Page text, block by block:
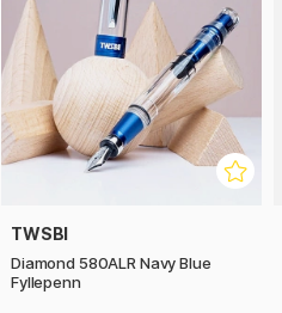
TWSBI
Diamond 580ALR Navy Blue
Fyllepenn